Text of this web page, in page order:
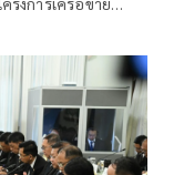
ทยอย่างเป็นทางการ